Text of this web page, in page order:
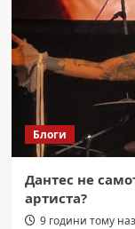
Блоги
Дантес не
артиста?
9 години тому